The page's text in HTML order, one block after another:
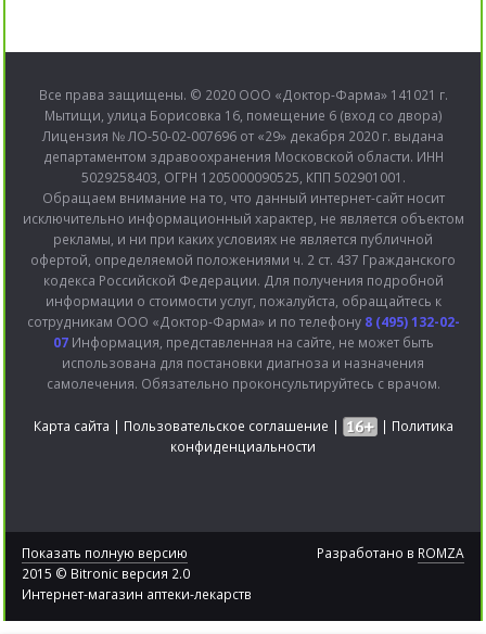
Все права защищены. © 2020 ООО «Доктор-Фарма» 141021 г.
Мытищи, улица Борисовка 16, помещение 6 (вход со двора)
Лицензия № ЛО-50-02-007696 от «29» декабря 2020 г. выдана
департаментом здравоохранения Московской области. ИНН
5029258403, ОГРН 1205000090525, КПП 502901001.
Обращаем внимание на то, что данный интернет-сайт носит
исключительно информационный характер, не является объектом
рекламы, и ни при каких условиях не является публичной
офертой, определяемой положениями ч. 2 ст. 437 Гражданского
кодекса Российской Федерации. Для получения подробной
информации о стоимости услуг, пожалуйста, обращайтесь к
сотрудникам ООО «Доктор-Фарма» и по телефону 8 (495) 132-02-
07Информация, представленная на сайте, не может быть
использована для постановки диагноза и назначения
самолечения. Обязательно проконсультируйтесь с врачом.
Карта сайта | Пользовательское соглашение | | Политика
конфиденциальности
Показать полную версию
2015 © Bitronic версия 2.0
Интернет-магазин аптеки-лекарств
Разработано в ROMZA